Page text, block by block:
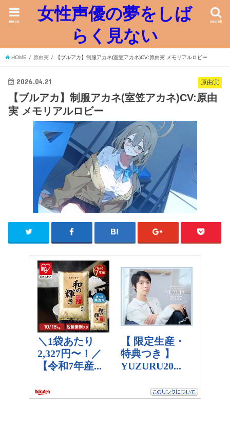
女性声優の夢をしば
らく見ない
search
menu
HOME 原由実 【ブルアカ】制服アカネ(室笠アカネ)CV:原由実 メモリアルロビー
原由実
2026.04.21
【ブルアカ】制服アカネ(室笠アカネ)CV:原由
実 メモリアルロビー